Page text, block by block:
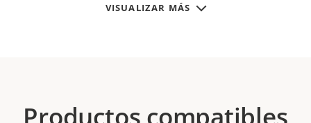
VISUALIZAR MÁS
Productos compatibles